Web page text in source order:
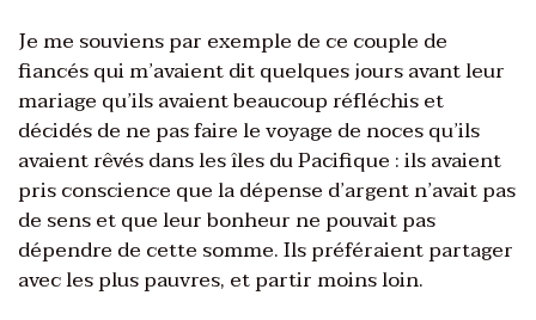
Je me souviens par exemple de ce couple de
fiancés qui m’avaient dit quelques jours avant leur
mariage qu’ils avaient beaucoup réfléchis et
décidés de ne pas faire le voyage de noces qu’ils
avaient rêvés dans les îles du Pacifique : ils avaient
pris conscience que la dépense d’argent n’avait pas
de sens et que leur bonheur ne pouvait pas
dépendre de cette somme. Ils préféraient partager
avec les plus pauvres, et partir moins loin.